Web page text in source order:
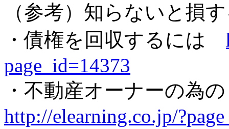
（参考）知らないと損
・債権を回収するには
page_id=14373
・不動産オーナーの為
http://elearning.co.jp/